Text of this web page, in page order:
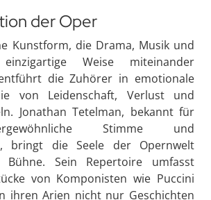
der Oper
Kunstform, die Drama, Musik und
Weise miteinander
die Zuhörer in emotionale
von Leidenschaft, Verlust und
Jonathan Tetelman, bekannt für
Stimme und
bringt die Seele der Opernwelt
Sein Repertoire umfasst
von Komponisten wie Puccini
ihren Arien nicht nur Geschichten